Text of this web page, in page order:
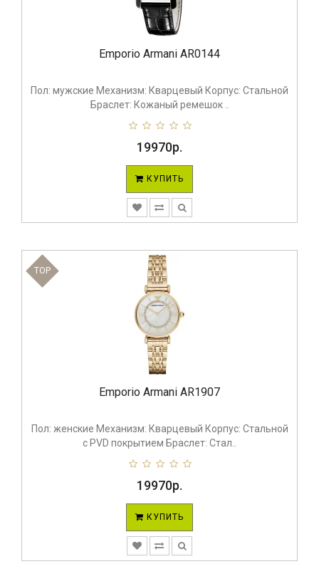
Emporio Armani AR0144
Пол: мужские Механизм: Кварцевый Корпус: Стальной
Браслет: Кожаный ремешок ..
19970р.
КУПИТЬ
TOP
Emporio Armani AR1907
Пол: женские Механизм: Кварцевый Корпус: Стальной
с PVD покрытием Браслет: Стал..
19970р.
КУПИТЬ